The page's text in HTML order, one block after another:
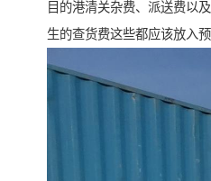
目的港清关杂费、派送费以
生的查货费这些都应该放入预